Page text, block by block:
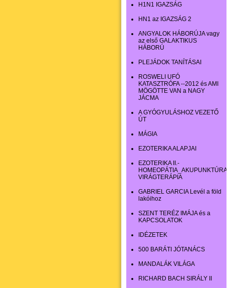
H1N1 IGAZSÁG
HN1 az IGAZSÁG 2
ANGYALOK HÁBORÚJA vagy
az első GALAKTIKUS
HÁBORÚ
PLEJÁDOK TANÍTÁSAI
ROSWELI UFÓ
KATASZTRÓFA --2012 és AMI
MÖGÖTTE VAN a NAGY
JÁCMA
A GYÓGYULÁSHOZ VEZETŐ
ÚT
MÁGIA
EZOTERIKA ALAPJAI
EZOTERIKA II.-
VIRÁGTERÁPIA
GABRIEL GARCIA Levél a föld
lakóihoz
SZENT TERÉZ IMÁJA és a
KAPCSOLATOK
IDÉZETEK
500 BARÁTI JÓTANÁCS
MANDALÁK VILÁGA
RICHARD BACH SIRÁLY II